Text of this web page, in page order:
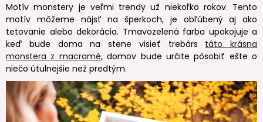
Motív monstery je veľmi trendy už niekoľko rokov. Tento
motív môžeme nájsť na šperkoch, je obľúbený aj ako
tetovanie alebo dekorácia. Tmavozelená farba upokojuje a
keď bude doma na stene visieť trebárs táto krásna
monstera z macramé, domov bude určite pôsobiť ešte o
niečo útulnejšie než predtým.